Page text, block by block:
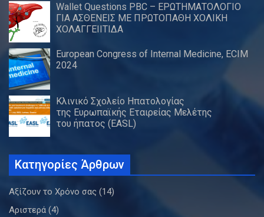
Wallet Questions PBC – ΕΡΩΤΗΜΑΤΟΛΟΓΙΟ
ΓΙΑ ΑΣΘΕΝΕΙΣ ΜΕ ΠΡΩΤΟΠΑΘΗ ΧΟΛΙΚΗ
ΧΟΛΑΓΓΕΙΙΤΙΔΑ
European Congress of Internal Medicine, ECIM
2024
Κλινικό Σχολείο Ηπατολογίας
της Ευρωπαϊκής Εταιρείας Μελέτης
του ήπατος (EASL)
Κατηγορίες Άρθρων
Αξίζουν το Χρόνο σας (14)
Αριστερά (4)